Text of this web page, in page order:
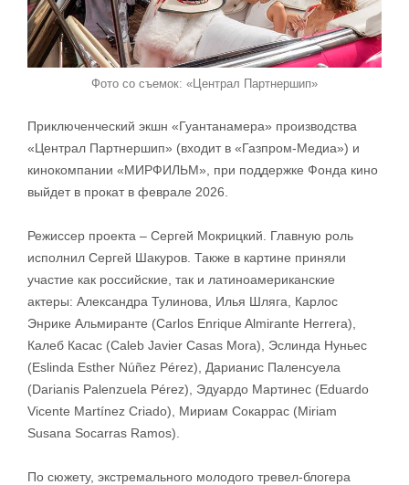
Фото со съемок: «Централ Партнершип»
Приключенческий экшн «Гуантанамера» производства
«Централ Партнершип» (входит в «Газпром-Медиа») и
кинокомпании «МИРФИЛЬМ», при поддержке Фонда кино
выйдет в прокат в феврале 2026.
Режиссер проекта – Сергей Мокрицкий. Главную роль
исполнил Сергей Шакуров. Также в картине приняли
участие как российские, так и латиноамериканские
актеры: Александра Тулинова, Илья Шляга, Карлос
Энрике Альмиранте (Carlos Enrique Almirante Herrera),
Калеб Касас (Caleb Javier Casas Mora), Эслинда Нуньес
(Eslinda Esther Núñez Pérez), Дарианис Паленсуела
(Darianis Palenzuela Pérez), Эдуардо Мартинес (Eduardo
Vicente Martínez Criado), Мириам Сокаррас (Miriam
Susana Socarras Ramos).
По сюжету, экстремального молодого тревел-блогера